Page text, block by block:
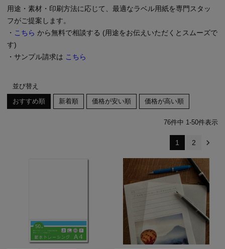
用途・素材・印刷方法に応じて、最適なラベル用紙を専門スタッ
フがご提案します。
・ こちら から無料で相談する (用途をお伝えいただくとスムーズで
す)
・サンプル請求は こちら
並び替え
おすすめ順
新着順 価格が安い順 価格が高い順
76件中 1-50件表示
1 2